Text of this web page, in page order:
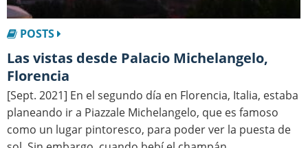
POSTS
Las vistas desde Palacio Michelangelo,
Florencia
[Sept. 2021] En el segundo día en Florencia, Italia, estaba
planeando ir a Piazzale Michelangelo, que es famoso
como un lugar pintoresco, para poder ver la puesta de